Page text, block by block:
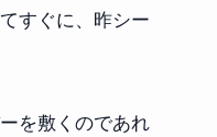
すぐに、昨シー
を敷くのであれ